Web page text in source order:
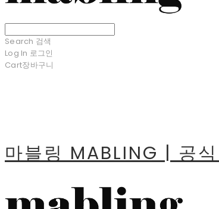
Search 검색
Log In 로그인
Cart장바구니
마블링 MABLING | 공